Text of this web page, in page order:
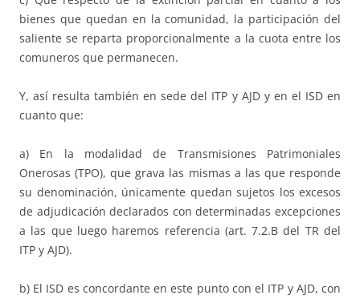
bienes que quedan en la comunidad, la participación del
saliente se reparta proporcionalmente a la cuota entre los
comuneros que permanecen.
Y, así resulta también en sede del ITP y AJD y en el ISD en
cuanto que:
a) En la modalidad de Transmisiones Patrimoniales
Onerosas (TPO), que grava las mismas a las que responde
su denominación, únicamente quedan sujetos los excesos
de adjudicación declarados con determinadas excepciones
a las que luego haremos referencia (art. 7.2.B del TR del
ITP y AJD).
b) El ISD es concordante en este punto con el ITP y AJD, con